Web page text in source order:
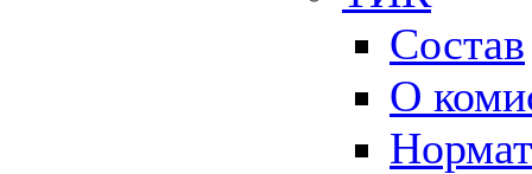
Состав
О